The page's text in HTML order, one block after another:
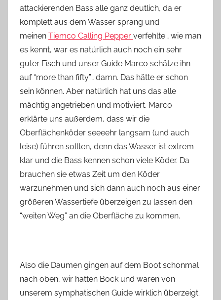
attackierenden Bass alle ganz deutlich, da er
komplett aus dem Wasser sprang und
meinen Tiemco Calling Pepper verfehlte… wie man
es kennt, war es natürlich auch noch ein sehr
guter Fisch und unser Guide Marco schätze ihn
auf “more than fifty”… damn. Das hätte er schon
sein können. Aber natürlich hat uns das alle
mächtig angetrieben und motiviert. Marco
erklärte uns außerdem, dass wir die
Oberflächenköder seeeehr langsam (und auch
leise) führen sollten, denn das Wasser ist extrem
klar und die Bass kennen schon viele Köder. Da
brauchen sie etwas Zeit um den Köder
warzunehmen und sich dann auch noch aus einer
größeren Wassertiefe überzeigen zu lassen den
“weiten Weg” an die Oberfläche zu kommen.
Also die Daumen gingen auf dem Boot schonmal
nach oben, wir hatten Bock und waren von
unserem symphatischen Guide wirklich überzeigt.